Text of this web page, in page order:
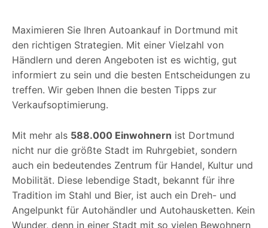
Maximieren Sie Ihren Autoankauf in Dortmund mit
den richtigen Strategien. Mit einer Vielzahl von
Händlern und deren Angeboten ist es wichtig, gut
informiert zu sein und die besten Entscheidungen zu
treffen. Wir geben Ihnen die besten Tipps zur
Verkaufsoptimierung.
Mit mehr als 588.000 Einwohnern ist Dortmund
nicht nur die größte Stadt im Ruhrgebiet, sondern
auch ein bedeutendes Zentrum für Handel, Kultur und
Mobilität. Diese lebendige Stadt, bekannt für ihre
Tradition im Stahl und Bier, ist auch ein Dreh- und
Angelpunkt für Autohändler und Autohausketten. Kein
Wunder, denn in einer Stadt mit so vielen Bewohnern